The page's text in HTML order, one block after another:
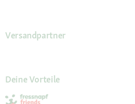
Versandpartner
Deine Vorteile